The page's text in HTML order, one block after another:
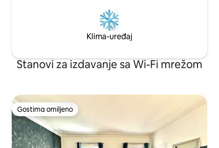
Klima-uređaj
Stanovi za izdavanje sa Wi-Fi mrežom
Gostima omiljeno
Gostima omiljeno